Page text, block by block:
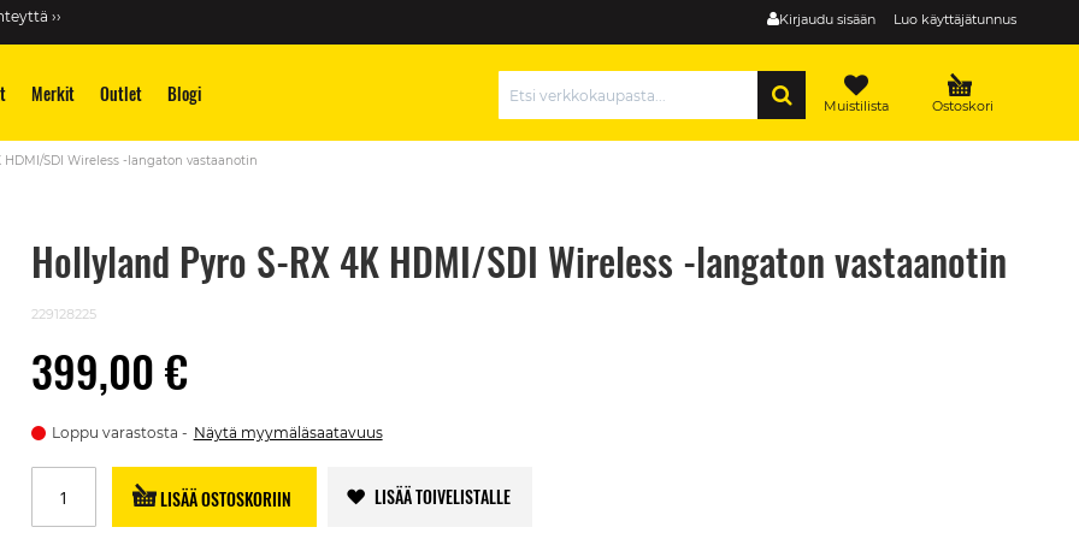
Kirjaudu sisään Luo käyttäjätunnus
››
Merkit Outlet Blogi Ostoskori
Muistilista
HDMI/SDI Wireless -langaton vastaanotin
Hollyland Pyro S-RX 4K HDMI/SDI Wireless -langaton vastaanotin
229128225
399,00 €
Loppu varastosta Näytä myymäläsaatavuus
LISÄÄ OSTOSKORIIN LISÄÄ TOIVELISTALLE